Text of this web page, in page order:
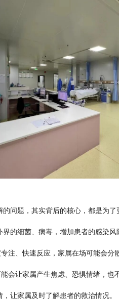
问题，其实背后的核心，都是为
的细菌、病毒，增加患者的感染
注、快速反应，家属在场可能会分
会让家属产生焦虑、恐惧情绪，也
让家属及时了解患者的救治情况。